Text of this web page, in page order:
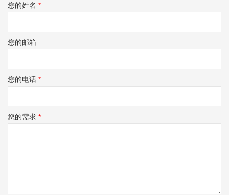
您的姓名 *
您的邮箱
您的电话 *
您的需求 *